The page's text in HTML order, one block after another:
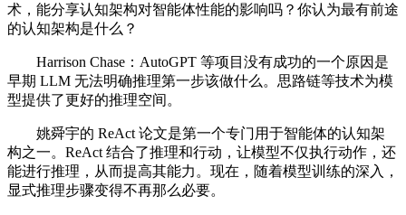
术，能分享认知架构对智能体性能的影响吗？你认为最有前途
的认知架构是什么？
Harrison Chase：AutoGPT 等项目没有成功的一个原因是
早期 LLM 无法明确推理第一步该做什么。思路链等技术为模
型提供了更好的推理空间。
姚舜宇的 ReAct 论文是第一个专门用于智能体的认知架
构之一。ReAct 结合了推理和行动，让模型不仅执行动作，还
能进行推理，从而提高其能力。现在，随着模型训练的深入，
显式推理步骤变得不再那么必要。